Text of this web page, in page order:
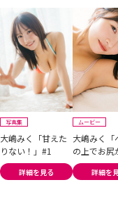
写真集
大嶋みく「甘えた
りない！」#1
詳細を見る
ムービー
大嶋みく「
の上でお尻
ン!」
詳細を